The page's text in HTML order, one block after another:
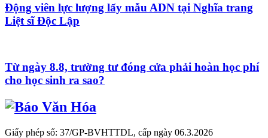
Động viên lực lượng lấy mẫu ADN tại Nghĩa trang
Liệt sĩ Độc Lập
Từ ngày 8.8, trường tư đóng cửa phải hoàn học phí
cho học sinh ra sao?
Giấy phép số: 37/GP-BVHTTDL, cấp ngày 06.3.2026